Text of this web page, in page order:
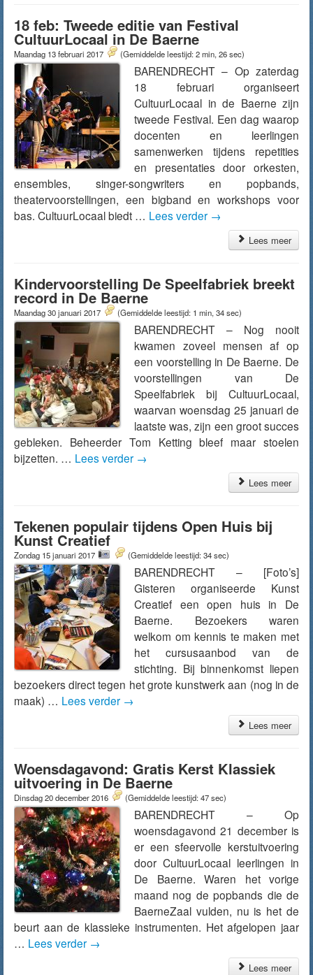
18 feb: Tweede editie van Festival
CultuurLocaal in De Baerne
Maandag 13 februari 2017 (Gemiddelde leestijd: 2 min, 26 sec)
BARENDRECHT – Op zaterdag
18 februari organiseert
CultuurLocaal in de Baerne zijn
tweede Festival. Een dag waarop
docenten en leerlingen
samenwerken tijdens repetities
en presentaties door orkesten,
ensembles, singer-songwriters en popbands,
theatervoorstellingen, een bigband en workshops voor
bas. CultuurLocaal biedt … Lees verder →
Lees meer
Kindervoorstelling De Speelfabriek breekt
record in De Baerne
Maandag 30 januari 2017 (Gemiddelde leestijd: 1 min, 34 sec)
BARENDRECHT – Nog nooit
kwamen zoveel mensen af op
een voorstelling in De Baerne. De
voorstellingen van De
Speelfabriek bij CultuurLocaal,
waarvan woensdag 25 januari de
laatste was, zijn een groot succes
gebleken. Beheerder Tom Ketting bleef maar stoelen
bijzetten. … Lees verder →
Lees meer
Tekenen populair tijdens Open Huis bij
Kunst Creatief
Zondag 15 januari 2017 (Gemiddelde leestijd: 34 sec)
BARENDRECHT – [Foto’s]
Gisteren organiseerde Kunst
Creatief een open huis in De
Baerne. Bezoekers waren
welkom om kennis te maken met
het cursusaanbod van de
stichting. Bij binnenkomst liepen
bezoekers direct tegen het grote kunstwerk aan (nog in de
maak) … Lees verder →
Lees meer
Woensdagavond: Gratis Kerst Klassiek
uitvoering in De Baerne
Dinsdag 20 december 2016 (Gemiddelde leestijd: 47 sec)
BARENDRECHT – Op
woensdagavond 21 december is
er een sfeervolle kerstuitvoering
door CultuurLocaal leerlingen in
De Baerne. Waren het vorige
maand nog de popbands die de
BaerneZaal vulden, nu is het de
beurt aan de klassieke instrumenten. Het afgelopen jaar
… Lees verder →
Lees meer